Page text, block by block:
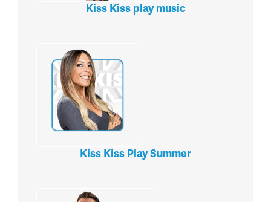
Kiss Kiss play music
Kiss Kiss Play Summer